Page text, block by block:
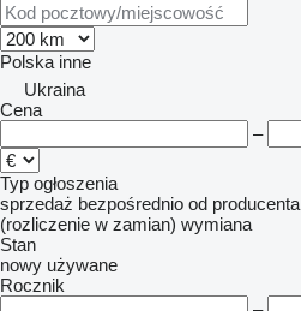
Polska inne
Ukraina
Cena
–
Typ ogłoszenia
sprzedaż bezpośrednio od producenta
(rozliczenie w zamian) wymiana
Stan
nowy używane
Rocznik